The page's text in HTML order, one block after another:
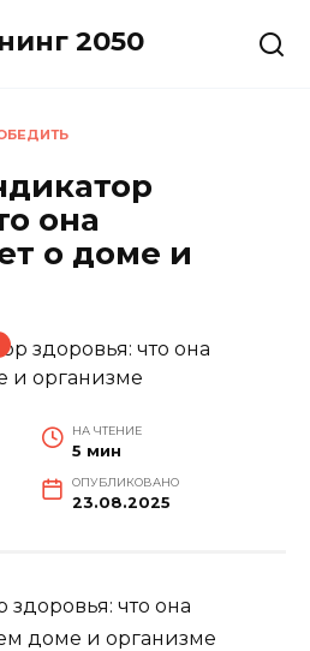
2050
она
о доме и
НА ЧТЕНИЕ
5 мин
ОПУБЛИКОВАНО
23.08.2025
что она
доме и организме